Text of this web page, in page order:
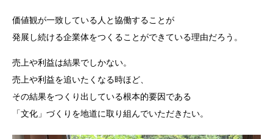
価値観が一致している人と協働することが
発展し続ける企業体をつくることができている理由だろう。
売上や利益は結果でしかない。
売上や利益を追いたくなる時ほど、
その結果をつくり出している根本的要因である
「文化」づくりを地道に取り組んでいただきたい。